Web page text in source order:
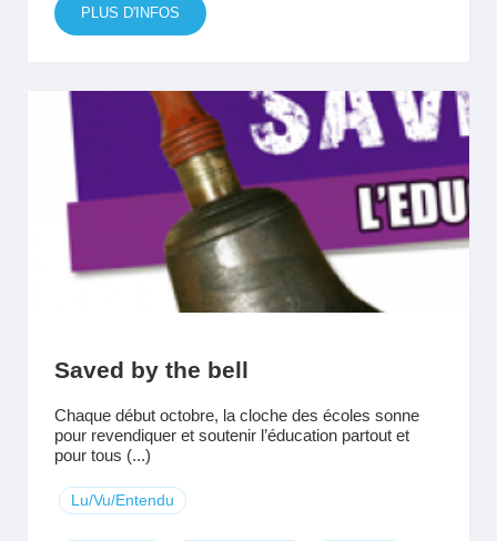
PLUS D'INFOS
Saved by the bell
Chaque début octobre, la cloche des écoles sonne
pour revendiquer et soutenir l’éducation partout et
pour tous (...)
Lu/Vu/Entendu